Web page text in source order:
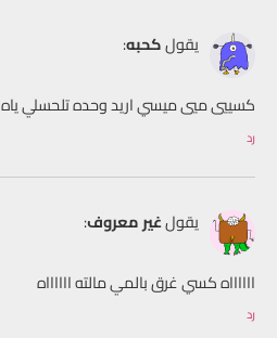
يقولكحبه:
كسييي ميي ميسي اريد وحده تلحسلي ياه
رد
يقولغير معروف:
ااااااه كسي غرق بالمي مالته ااااااه
رد